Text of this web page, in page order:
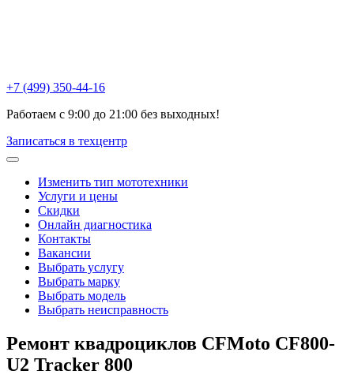
+7 (499) 350-44-16
Работаем с 9:00 до 21:00 без выходных!
Записаться в техцентр
Изменить тип мототехники
Услуги и цены
Скидки
Онлайн диагностика
Контакты
Вакансии
Выбрать услугу
Выбрать марку
Выбрать модель
Выбрать неисправность
Ремонт квадроциклов CFMoto CF800-
U2 Tracker 800